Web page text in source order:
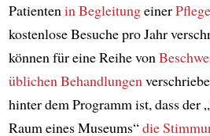
Patientenin Begleitungeiner
kostenlose Besuche pro Jahr
können für eine Reihe von
üblichen Behandlungen
hinter dem Programm ist, dass der
Raum eines Museums“die